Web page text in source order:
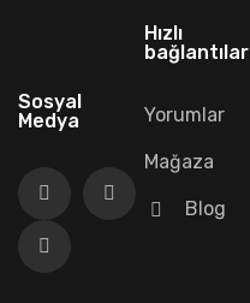
Sosyal
Medya
Hızlı
bağlantılar
Yorumlar
Mağaza
Blog